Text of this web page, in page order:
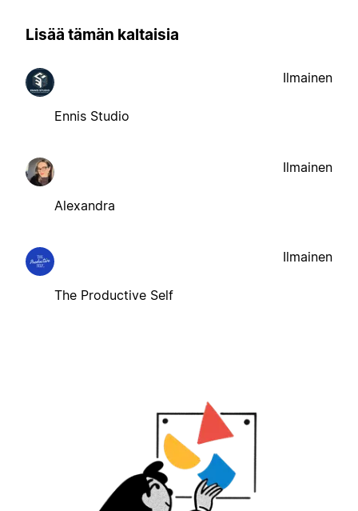
Lisää tämän kaltaisia
Ennis Studio
Ilmainen
Alexandra
Ilmainen
The Productive Self
Ilmainen